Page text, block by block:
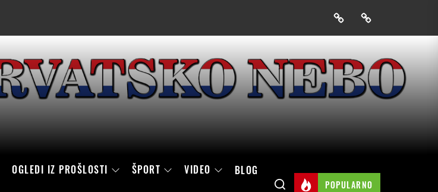
PrijavakSkini
mobilnu
Hrvatskog
neba
OGLEDI IZ PROŠLOSTI ŠPORT VIDEO BLOG
POPULARNO